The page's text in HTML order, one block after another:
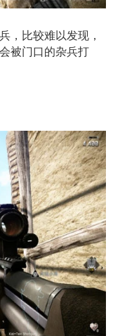
比较难以发现，
被门口的杂兵打